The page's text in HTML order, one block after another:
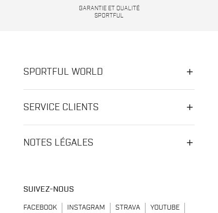
GARANTIE ET QUALITÉ
SPORTFUL
SPORTFUL WORLD
SERVICE CLIENTS
NOTES LÉGALES
SUIVEZ-NOUS
FACEBOOK INSTAGRAM STRAVA YOUTUBE